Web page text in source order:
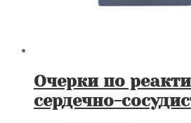
Очерки по
сердечно-